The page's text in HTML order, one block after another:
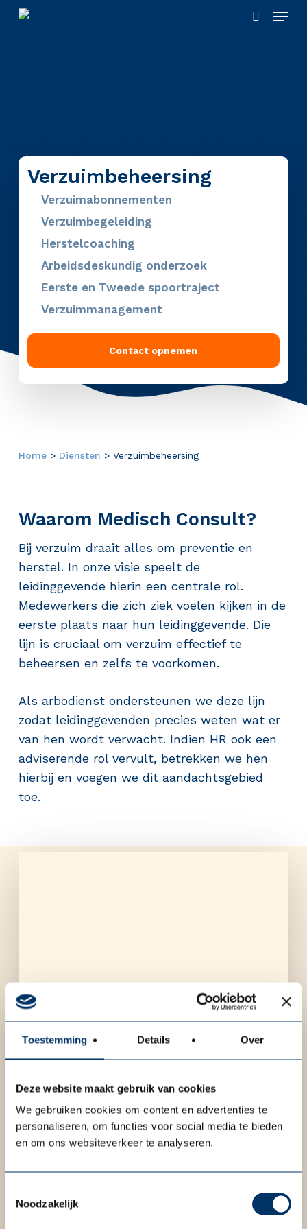
Toestemming Details Over
Deze website maakt gebruik van cookies
We gebruiken cookies om content en advertenties te
personaliseren, om functies voor social media te bieden
en om ons websiteverkeer te analyseren.
Noodzakelijk
Skip
Menu
Verzuimbeheersing
Verzuimabonnementen
Verzuimbegeleiding
Herstelcoaching
Arbeidsdeskundig onderzoek
Eerste en Tweede spoortraject
Verzuimmanagement
Contact opnemen
Home> Diensten > Verzuimbeheersing
Waarom Medisch Consult?
Bij verzuim draait alles om preventie en
herstel. In onze visie speelt de
leidinggevende hierin een centrale rol.
Medewerkers die zich ziek voelen kijken in de
eerste plaats naar hun leidinggevende. Die
lijn is cruciaal om verzuim effectief te
beheersen en zelfs te voorkomen.
Als arbodienst ondersteunen we deze lijn
zodat leidinggevenden precies weten wat er
van hen wordt verwacht. Indien HR ook een
adviserende rol vervult, betrekken we hen
hierbij en voegen we dit aandachtsgebied
toe.